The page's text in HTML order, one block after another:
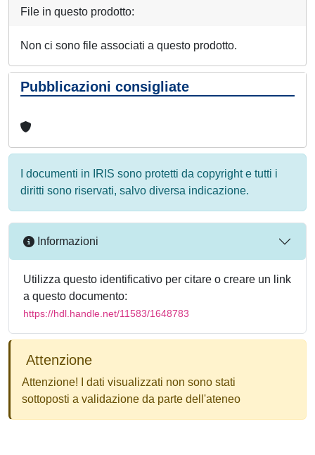
File in questo prodotto:
Non ci sono file associati a questo prodotto.
Pubblicazioni consigliate
I documenti in IRIS sono protetti da copyright e tutti i
diritti sono riservati, salvo diversa indicazione.
Informazioni
Utilizza questo identificativo per citare o creare un link
a questo documento:
https://hdl.handle.net/11583/1648783
Attenzione
Attenzione! I dati visualizzati non sono stati
sottoposti a validazione da parte dell'ateneo